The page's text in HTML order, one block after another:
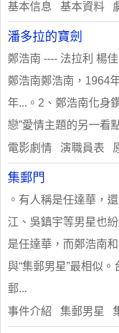
基本信息 基本資料
潘多拉的寶劍
鄭浩南 ---- 法拉利 楊
鄭浩南鄭浩南，1964
年...。2、鄭浩南化身
戀”愛情主題的另一看
電影劇情 演職員表
集郵門
。有人稱是任達華，
江、吳鎮宇等男星也
是任達華，而鄭浩南
與“集郵男星”最相似
郵...
事件介紹 集郵男星